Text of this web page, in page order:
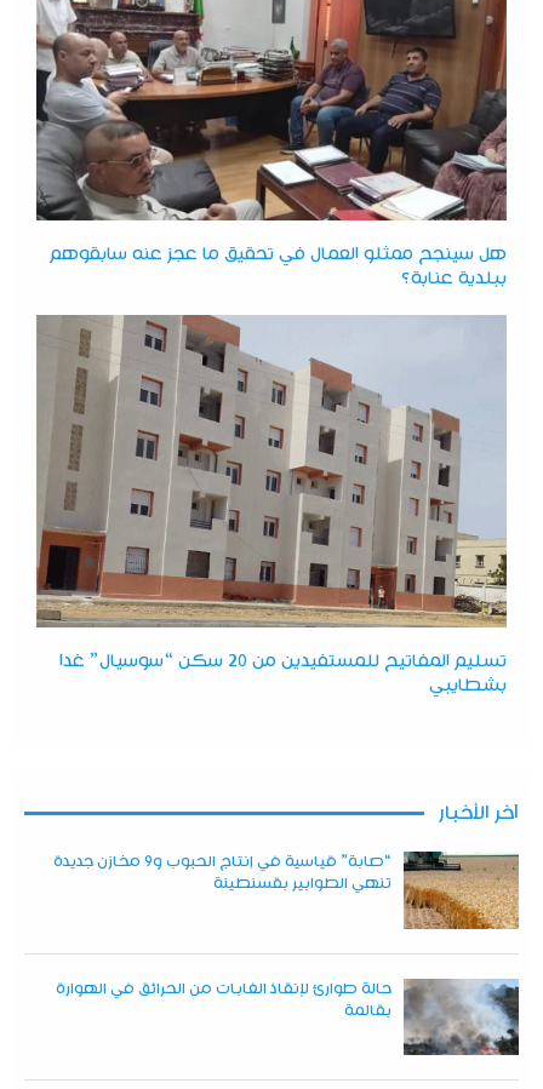
هل سينجح ممثلو العمال في تحقيق ما عجز عنه سابقوهم
ببلدية عنابة؟
تسليم المفاتيح للمستفيدين من 20 سكن “سوسيال” غدا
بشطايبي
آخر الأخبار
“صابة” قياسية في إنتاج الحبوب و9 مخازن جديدة
تنهي الطوابير بقسنطينة
حالة طوارئ لإنقاذ الغابات من الحرائق في الهوارة
بقالمة